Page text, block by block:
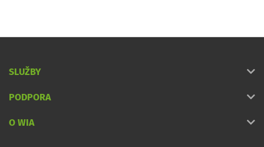
SLUŽBY
PODPORA
O WIA